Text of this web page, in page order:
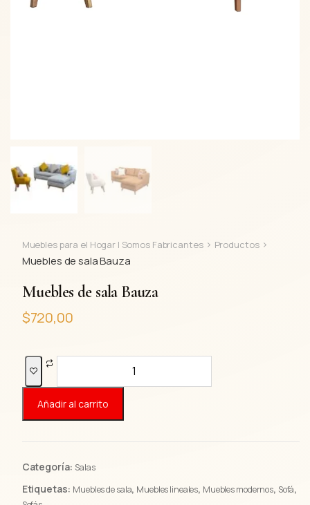
Muebles para el Hogar | Somos Fabricantes> Productos>
Muebles de sala Bauza
Muebles de sala Bauza
$720,00
Bauza
Añadir al carrito
Categoría: Salas
Etiquetas: Muebles de sala, Muebles lineales, Muebles modernos, Sofá,